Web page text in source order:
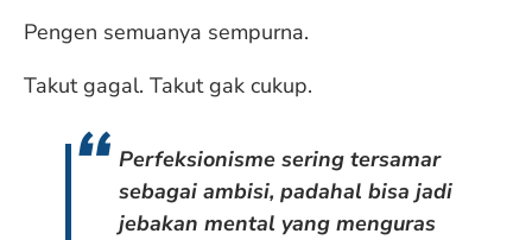
Pengen semuanya sempurna.
Takut gagal. Takut gak cukup.
Perfeksionisme sering tersamar
sebagai ambisi, padahal bisa jadi
jebakan mental yang menguras